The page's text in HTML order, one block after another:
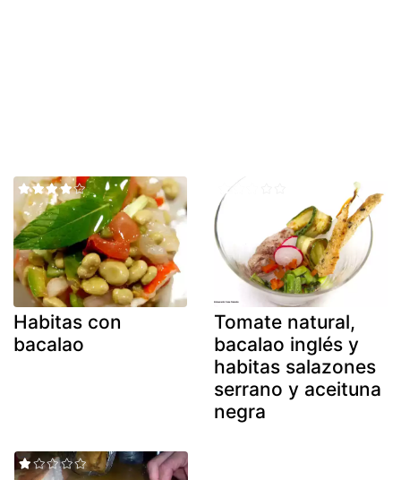
Habitas con
bacalao
Tomate natural,
bacalao inglés y
habitas salazones
serrano y aceituna
negra